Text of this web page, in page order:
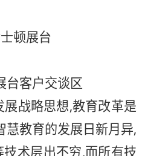
顿展台
台客户交谈区
战略思想,教育改革是
慧教育的发展日新月异,
术层出不穷,而所有技